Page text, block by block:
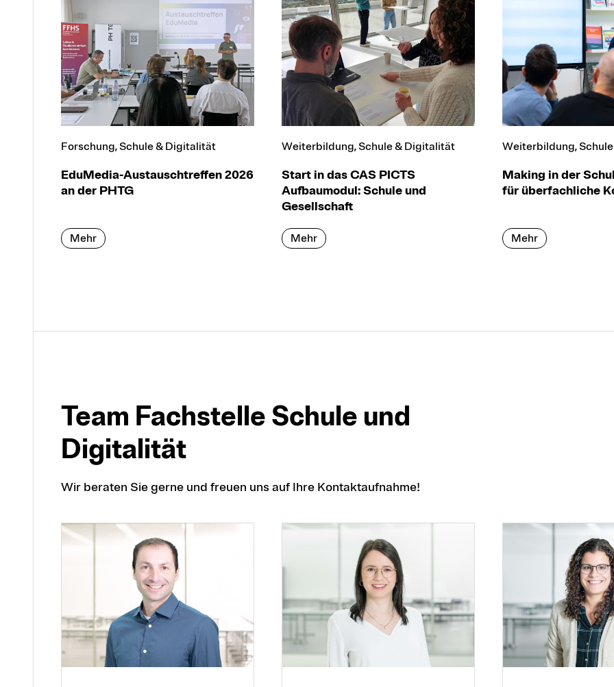
Forschung, Schule & Digitalität
EduMedia-Austauschtreffen 2026
an der PHTG
Mehr
Weiterbildung, Schule & Digitalität
Start in das CAS PICTS
Aufbaumodul: Schule und
Gesellschaft
Mehr
Weiterbildung,
Making in der
für überfachliche
Mehr
Team Fach­stelle Schule und
Digita­lität
Wir beraten Sie gerne und freuen uns auf Ihre Kontaktaufnahme!